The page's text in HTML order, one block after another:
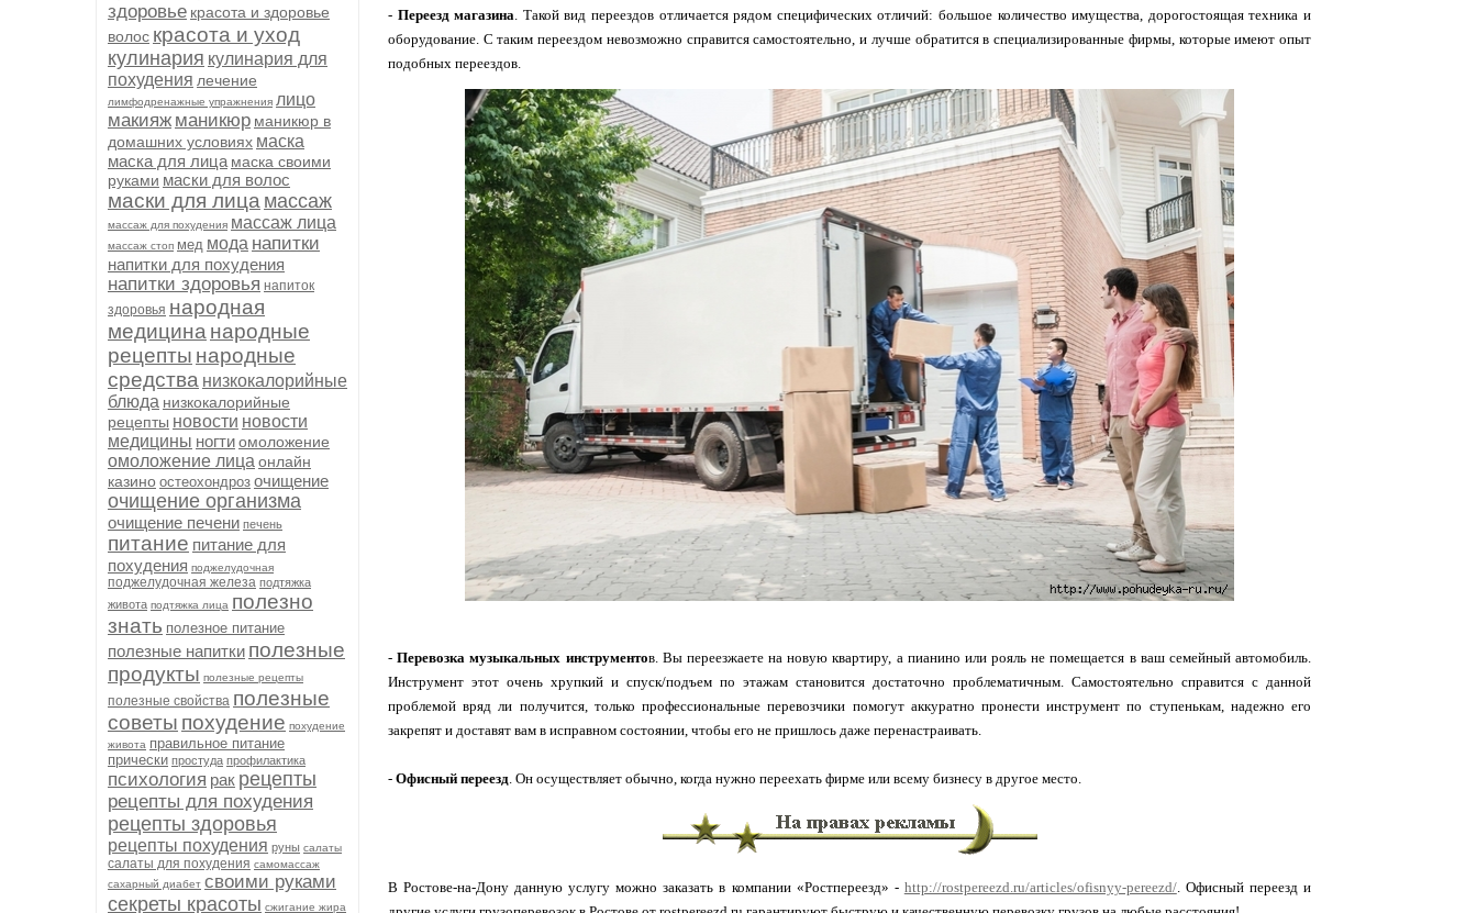
здоровье красота и здоровье
волос красота и уход
кулинария кулинария для
похудения лечение
лимфодренажные упражнения лицо
макияж маникюр маникюр в
домашних условиях маска
маска для лица маска своими
руками маски для волос
маски для лица массаж
массаж для похудения массаж лица
массаж стоп мед мода напитки
напитки для похудения
напитки здоровья напиток
здоровья народная
медицина народные
рецепты народные
средства низкокалорийные
блюда низкокалорийные
рецепты новости новости
медицины ногтиомоложение
омоложение лица онлайн
казино остеохондроз очищение
очищение организма
очищение печени печень
питание питание для
похудения поджелудочная
поджелудочная железа подтяжка
живота подтяжка лица полезно
знать полезное питание
полезные напитки полезные
продукты полезные рецепты
полезные свойства полезные
советы похудение похудение
живота правильное питание
прически простуда профилактика
психология рак рецепты
рецепты для похудения
рецепты здоровья
рецепты похудения руны салаты
салаты для похудения самомассаж
сахарный диабет своими руками
секреты красоты сжигание жира
- Переезд магазина. Такой вид переездов отличается рядом специфических отличий: большое количество имущества, дорогостоящая техника и
оборудование. С таким переездом невозможно справится самостоятельно, и лучше обратится в специализированные фирмы, которые имеют опыт
подобных переездов.
-Перевозка музыкальных инструментов. Вы переезжаете на новую квартиру, а пианино или рояль не помещается в ваш семейный автомобиль.
Инструмент этот очень хрупкий и спуск/подъем по этажам становится достаточно проблематичным. Самостоятельно справится с данной
проблемой вряд ли получится, только профессиональные перевозчики помогут аккуратно пронести инструмент по ступенькам, надежно его
закрепят и доставят вам в исправном состоянии, чтобы его не пришлось даже перенастраивать.
- Офисный переезд. Он осуществляет обычно, когда нужно переехать фирме или всему бизнесу в другое место.
В Ростове-на-Дону данную услугу можно заказать в компании «Ростпереезд» - http://rostpereezd.ru/articles/ofisnyy-pereezd/. Офисный переезд и